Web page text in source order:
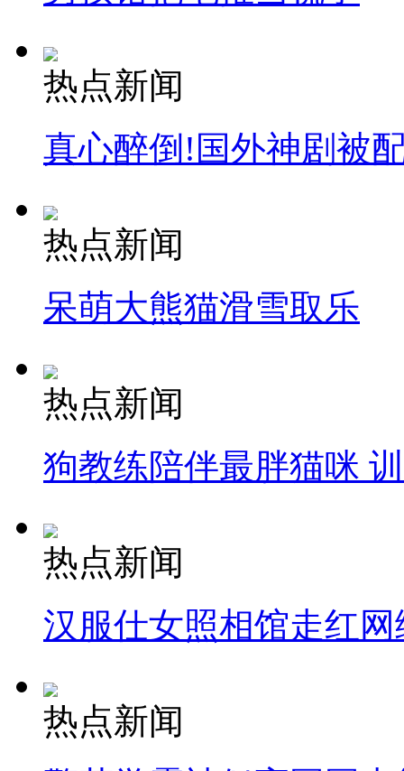
热点新闻
真心醉倒!国外神剧被
热点新闻
呆萌大熊猫滑雪取乐
热点新闻
狗教练陪伴最胖猫咪
热点新闻
汉服仕女照相馆走红网
热点新闻